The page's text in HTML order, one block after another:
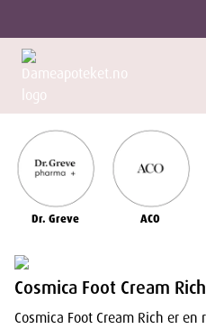
Dr. Greve ACO
Cosmica Foot Cream
Cosmica Foot Cream Rich er